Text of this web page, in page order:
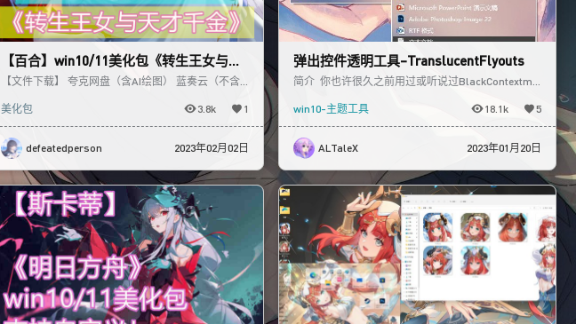
【百合】win10/11美化包《转生王女与天
才千金的魔法革命》
【文件下载】 夸克网盘（含AI绘图） 蓝奏云（不含ai
美化包
3.8k 1
defeatedperson 2023年02月02日
弹出控件透明工具–TranslucentFlyouts
简介 你也许很久之前用过或听说过BlackContextme
win10-主题工具
18.1k 5
ALTaleX 2023年01月20日